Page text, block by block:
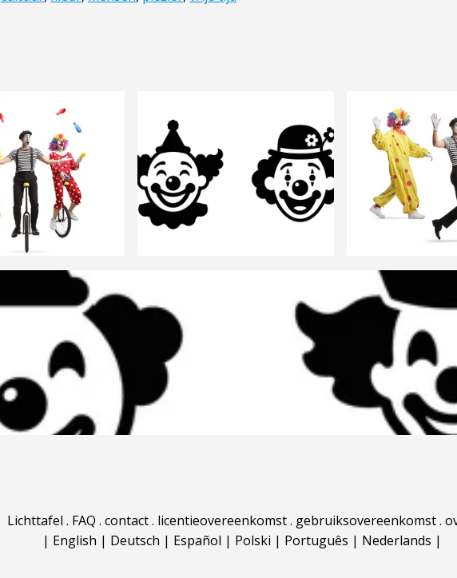
Lichttafel . FAQ . contact. licentieovereenkomst. gebruiksovereenkomst.
| English | Deutsch | Español | Polski | Português | Nederlands |